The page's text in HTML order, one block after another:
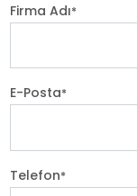
Firma Adı*
E-Posta*
Telefon*